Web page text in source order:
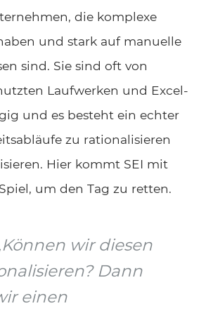
die komplexe
und stark auf manuelle
sind. Sie sind oft von
Laufwerken und Excel-
und es besteht ein echter
zu rationalisieren
Hier kommt SEI mit
um den Tag zu retten.
wir diesen
Dann
einen